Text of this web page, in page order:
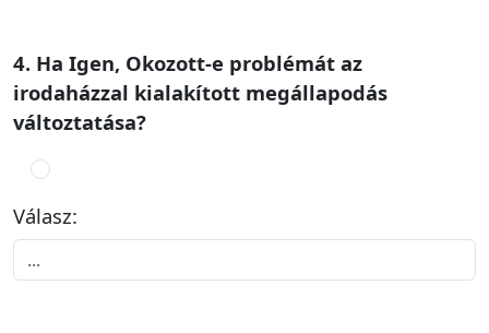
4. Ha Igen, Okozott-e problémát az
irodaházzal kialakított megállapodás
változtatása?
Válasz: